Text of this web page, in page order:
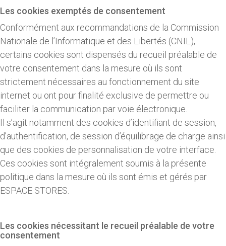
Les cookies exemptés de consentement
Conformément aux recommandations de la Commission
Nationale de l’Informatique et des Libertés (CNIL),
certains cookies sont dispensés du recueil préalable de
votre consentement dans la mesure où ils sont
strictement nécessaires au fonctionnement du site
internet ou ont pour finalité exclusive de permettre ou
faciliter la communication par voie électronique.
Il s’agit notamment des cookies d’identifiant de session,
d’authentification, de session d’équilibrage de charge ainsi
que des cookies de personnalisation de votre interface.
Ces cookies sont intégralement soumis à la présente
politique dans la mesure où ils sont émis et gérés par
ESPACE STORES.
Les cookies nécessitant le recueil préalable de votre
consentement